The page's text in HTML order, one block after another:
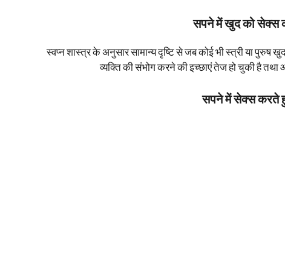
सपने में खुद को सेक्स
स्वप्न शास्त्र के अनुसार सामान्य दृष्टि से जब कोई भी स्त्री या
व्यक्ति की संभोग करने की इच्छाएं तेज हो चुकी है
सपने में सेक्स करते